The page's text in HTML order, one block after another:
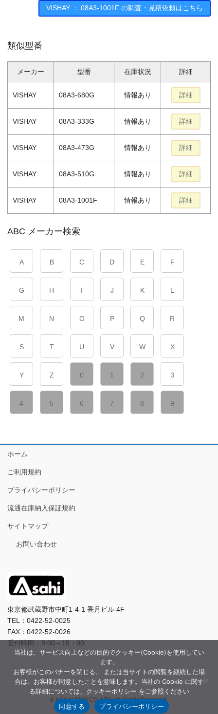
VISHAY ： 08A3-1001F の調査・見積依頼はこちら
類似型番
メーカー 型番 在庫状況 詳細
VISHAY 08A3-680G 情報あり 詳細
VISHAY 08A3-333G 情報あり 詳細
VISHAY 08A3-473G 情報あり 詳細
VISHAY 08A3-510G 情報あり 詳細
VISHAY 08A3-1001F 情報あり 詳細
ABC メーカー検索
A B C D E F
G H I J K L
M N O P Q R
S T U V W X
Y Z 0 1 2 3
4 5 6 7 8 9
ホーム
ご利用規約
プライバシーポリシー
流通在庫納入保証規約
サイトマップ
お問い合わせ
東京都武蔵野市中町1-4-1 香月ビル 4F
TEL：0422-52-0025
FAX：0422-52-0026
受付時間：9:00～18：00
© ASAHI-ENG CO.,LTD. All Rights Reserved.
当社は、サービス向上などの目的でクッキー(Cookie)を使用してい
ます。
お客様がこのバナーを閉じる、 または当サイトの閲覧を継続した場
合は、お客様が同意したことを意味します。当社の Cookie に関す
る詳細については、クッキーポリシー をご参照ください
同意する
プライバシーポリシー